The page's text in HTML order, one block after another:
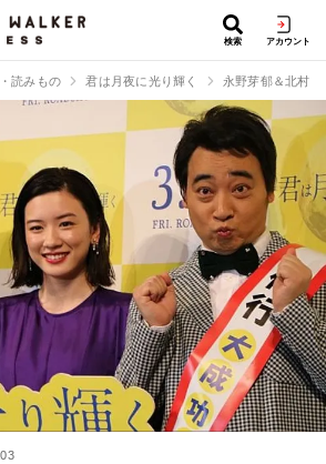
検索 アカウント
読みもの 君は月夜に光り輝く 永野芽郁＆北村匠